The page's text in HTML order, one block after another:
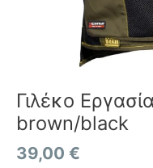
Γιλέκο
brown/black
39,00 €